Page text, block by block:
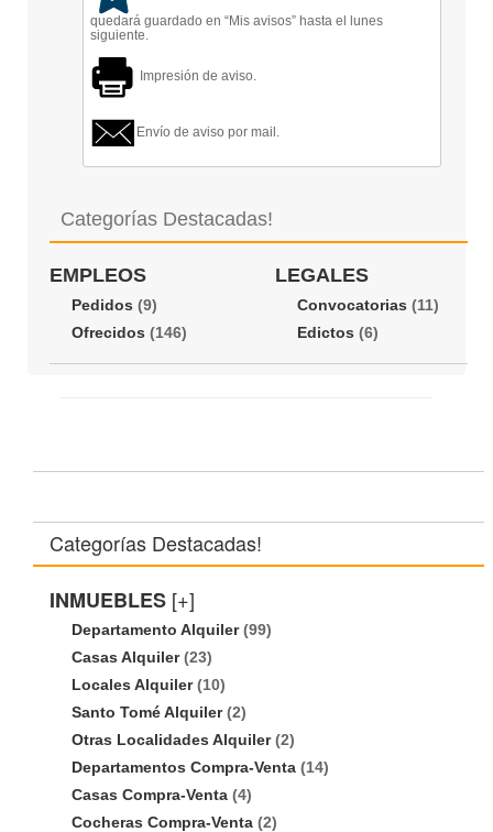
quedará guardado en “Mis avisos” hasta el lunes
siguiente.
Impresión de aviso.
Envío de aviso por mail.
Categorías Destacadas!
EMPLEOS
Pedidos (9)
Ofrecidos (146)
LEGALES
Convocatorias (11)
Edictos (6)
Categorías Destacadas!
INMUEBLES [+]
Departamento Alquiler(99)
Casas Alquiler(23)
Locales Alquiler(10)
Santo Tomé Alquiler(2)
Otras Localidades Alquiler(2)
Departamentos Compra-Venta (14)
Casas Compra-Venta (4)
Cocheras Compra-Venta (2)